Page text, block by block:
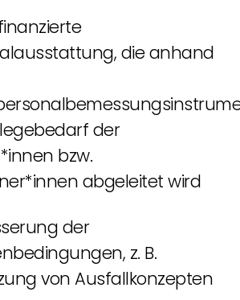
die anhand
der
bzw.
abgeleitet wird
der
z. B.
von Ausfallkonzepten